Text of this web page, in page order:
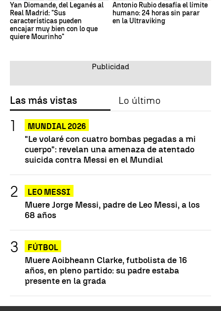
Yan Diomande, del Leganés al
Real Madrid: "Sus
características pueden
encajar muy bien con lo que
quiere Mourinho"
Antonio Rubio desafía el límite
humano: 24 horas sin parar
en la Ultraviking
Las más vistas Lo último
MUNDIAL 2026
"Le volaré con cuatro bombas pegadas a mi
cuerpo": revelan una amenaza de atentado
suicida contra Messi en el Mundial
LEO MESSI
Muere Jorge Messi, padre de Leo Messi, a los
68 años
FÚTBOL
Muere Aoibheann Clarke, futbolista de 16
años, en pleno partido: su padre estaba
presente en la grada